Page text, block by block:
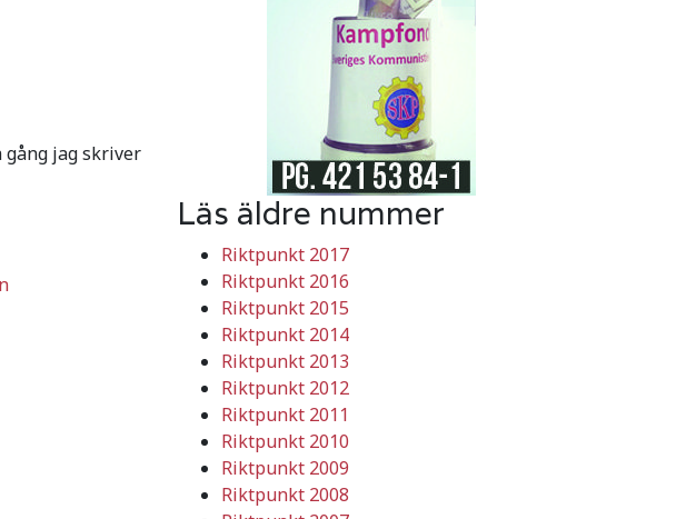
jag skriver
Läs äldre nummer
Riktpunkt 2017
Riktpunkt 2016
Riktpunkt 2015
Riktpunkt 2014
Riktpunkt 2013
Riktpunkt 2012
Riktpunkt 2011
Riktpunkt 2010
Riktpunkt 2009
Riktpunkt 2008